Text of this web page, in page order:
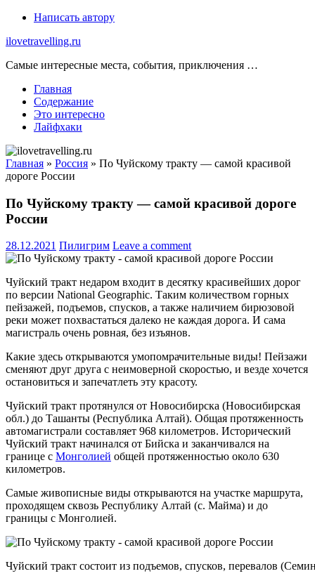
Skip
content
Написать автору
ilovetravelling.ru
Самые интересные места, события, приключения …
Главная
Содержание
Это интересно
Лайфхаки
Главная » Россия » По Чуйскому тракту — самой красивой
дороге России
По Чуйскому тракту — самой красивой дороге
России
28.12.2021 Пилигрим Leave a comment
Чуйский тракт недаром входит в десятку красивейших дорог
по версии National Geographic. Таким количеством горных
пейзажей, подъемов, спусков, а также наличием бирюзовой
реки может похвастаться далеко не каждая дорога. И сама
магистраль очень ровная, без изъянов.
Какие здесь открываются умопомрачительные виды! Пейзажи
сменяют друг друга с неимоверной скоростью, и везде хочется
остановиться и запечатлеть эту красоту.
Чуйский тракт протянулся от Новосибирска (Новосибирская
обл.) до Ташанты (Республика Алтай). Общая протяженность
автомагистрали составляет 968 километров. Исторический
Чуйский тракт начинался от Бийска и заканчивался на
границе с Монголией общей протяженностью около 630
километров.
Самые живописные виды открываются на участке маршрута,
проходящем сквозь Республику Алтай (с. Майма) и до
границы с Монголией.
Чуйский тракт состоит из подъемов, спусков, перевалов